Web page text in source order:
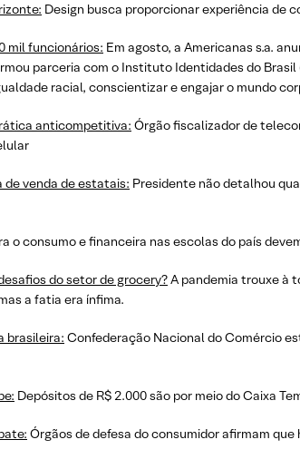
Design busca proporcionar experiência de
mil funcionários: Em agosto, a Americanas s.a.
parceria com o Instituto Identidades do Brasil
racial, conscientizar e engajar o mundo
anticompetitiva: Órgão fiscalizador de
de venda de estatais: Presidente não detalhou
o consumo e financeira nas escolas do país
do setor de grocery?A pandemia trouxe à
a fatia era ínfima.
brasileira: Confederação Nacional do Comércio
Depósitos de R$ 2.000 são por meio do Caixa
Órgãos de defesa do consumidor afirmam